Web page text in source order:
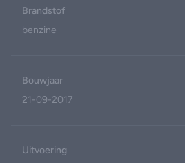
Brandstof
benzine
Bouwjaar
21-09-2017
Uitvoering